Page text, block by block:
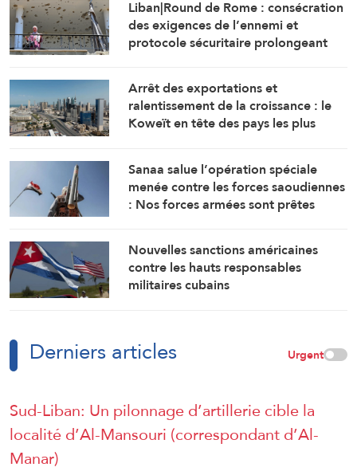
Liban|Round de Rome : consécration
des exigences de l’ennemi et
protocole sécuritaire prolongeant
Arrêt des exportations et
ralentissement de la croissance : le
Koweït en tête des pays les plus
Sanaa salue l’opération spéciale
menée contre les forces saoudiennes
: Nos forces armées sont prêtes
Nouvelles sanctions américaines
contre les hauts responsables
militaires cubains
Derniers articles Urgent
Sud-Liban: Un pilonnage d’artillerie cible la
localité d’Al-Mansouri (correspondant d’Al-
Manar)